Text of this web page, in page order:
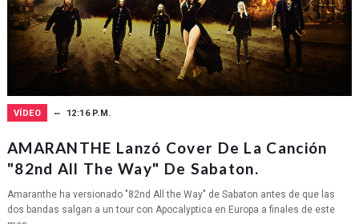
VÍDEO 12:16 P.M.
AMARANTHE Lanzó Cover De La Canción
"82nd All The Way" De Sabaton.
Amaranthe ha versionado "82nd All the Way" de Sabaton antes de que las
dos bandas salgan a un tour con Apocalyptica en Europa a finales de este